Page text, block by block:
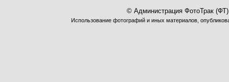
© Администрация ФотоТрак
Использование фотографий и иных материалов,